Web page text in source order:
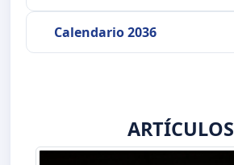
Calendario 2036
ARTÍCULOS